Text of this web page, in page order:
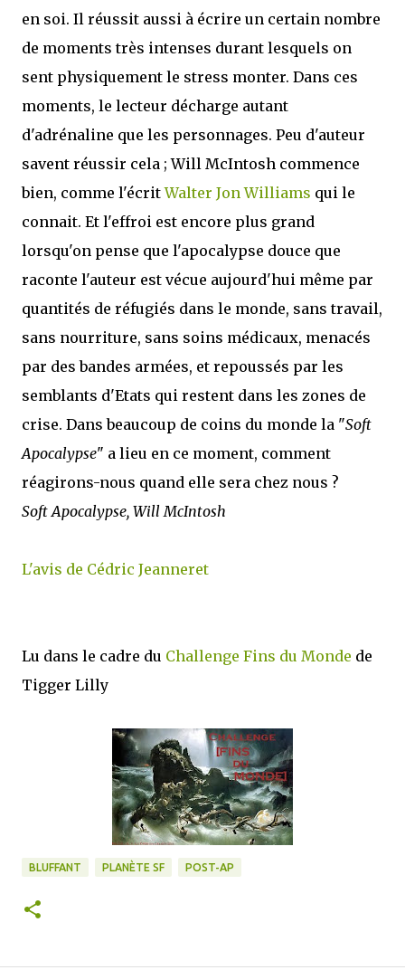
en soi. Il réussit aussi à écrire un certain nombre
de moments très intenses durant lesquels on
sent physiquement le stress monter. Dans ces
moments, le lecteur décharge autant
d'adrénaline que les personnages. Peu d'auteur
savent réussir cela ; Will McIntosh commence
bien, comme l'écritWalter Jon Williams qui le
connait. Et l'effroi est encore plus grand
lorsqu'on pense que l'apocalypse douce que
raconte l'auteur est vécue aujourd'hui même par
quantités de réfugiés dans le monde, sans travail,
sans nourriture, sans soins médicaux, menacés
par des bandes armées, et repoussés par les
semblants d'Etats qui restent dans les zones de
crise. Dans beaucoup de coins du monde la "Soft
Apocalypse" a lieu en ce moment, comment
réagirons-nous quand elle sera chez nous ?
Soft Apocalypse, Will McIntosh
L'avis de Cédric Jeanneret
Lu dans le cadre du Challenge Fins du Monde de
Tigger Lilly
BLUFFANT PLANÈTE SF POST-AP